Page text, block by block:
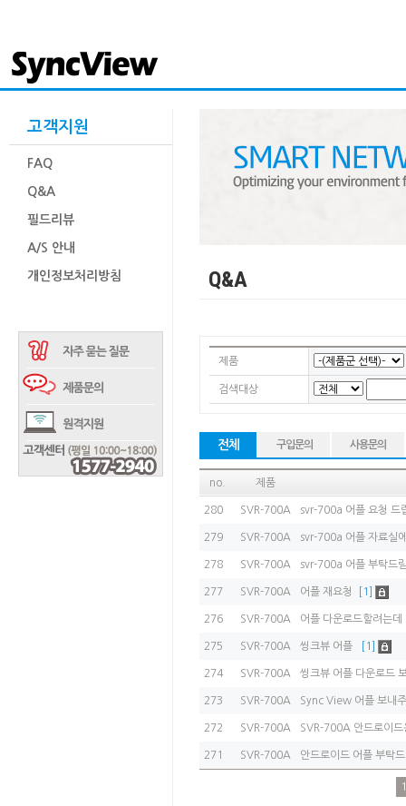
고객지원
FAQ
Q&A
필드리뷰
A/S 안내
개인정보처리방침 Q&A
제품
검색대상
전체 구입문의 사용문의
no. 제품
280 SVR-700A svr-700a 어플 요청
279 SVR-700A svr-700a 어플 자료실
278 SVR-700A svr-700a 어플 부탁
277 SVR-700A 어플 재요청 [1]
276 SVR-700A 어플 다운로드할려는
275 SVR-700A 씽크뷰 어플 [1]
274 SVR-700A 씽크뷰 어플 다운로드
273 SVR-700A Sync View 어플 보내
272 SVR-700A SVR-700A 안드로이
271 SVR-700A 안드로이드 어플 부탁
1